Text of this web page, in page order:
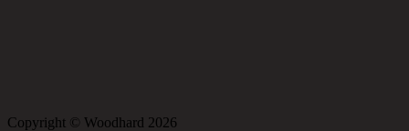
Copyright © Woodhard 2026